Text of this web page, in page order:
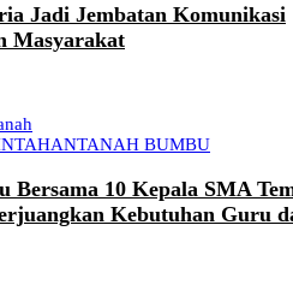
Jadi Jembatan Komunikasi
Masyarakat
TANAH BUMBU
Bersama 10 Kepala SMA
Kebutuhan Guru